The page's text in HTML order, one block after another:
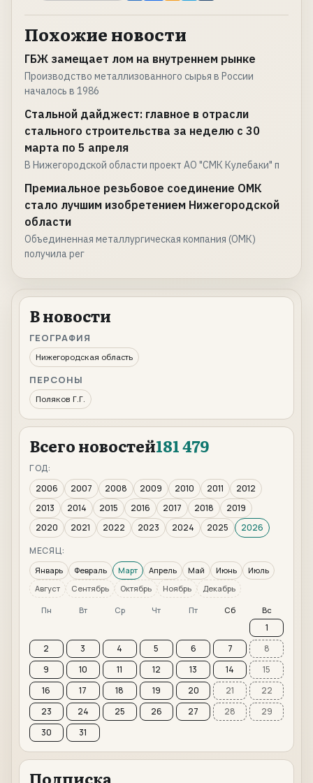
Похожие новости
ГБЖ замещает лом на внутреннем рынке
Производство металлизованного сырья в России
началось в 1986
Стальной дайджест: главное в отрасли
стального строительства за неделю с 30
марта по 5 апреля
В Нижегородской области проект АО "СМК Кулебаки" п
Премиальное резьбовое соединение ОМК
стало лучшим изобретением Нижегородской
области
Объединенная металлургическая компания (ОМК)
получила рег
В новости
ГЕОГРАФИЯ
Нижегородская область
ПЕРСОНЫ
Поляков Г.Г.
Всего новостей181 479
ГОД:
2006
2007 2008 2009 2010 2011
2012
2013
2014 2015 2016 2017 2018
2019
2020
2021 2022 2023 2024 2025
2026
МЕСЯЦ:
Январь Февраль Март Апрель Май Июнь
Июль
Август
Сентябрь Октябрь Ноябрь Декабрь
Пн Вт Ср Чт Пт Сб Вс
1
2
3 4 5 6 7
8
9
10 11 12 13 14
15
16
17 18 19 20 21
22
23
24 25 26 27 28
29
30
31